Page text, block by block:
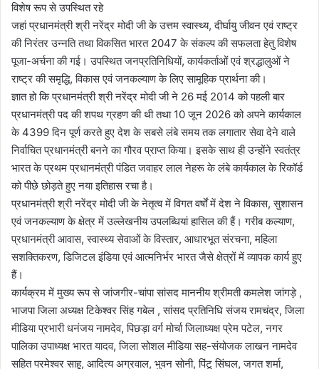
विशेष रूप से उपस्थित रहे
जहां प्रधानमंत्री श्री नरेंद्र मोदी जी के उत्तम स्वास्थ्य, दीर्घायु जीवन एवं राष्ट्र
की निरंतर उन्नति तथा विकसित भारत 2047 के संकल्प की सफलता हेतु विशेष
पूजा-अर्चना की गई। उपस्थित जनप्रतिनिधियों, कार्यकर्ताओं एवं श्रद्धालुओं ने
राष्ट्र की समृद्धि, विकास एवं जनकल्याण के लिए सामूहिक प्रार्थना की।
ज्ञात हो कि प्रधानमंत्री श्री नरेंद्र मोदी जी ने 26 मई 2014 को पहली बार
प्रधानमंत्री पद की शपथ ग्रहण की थी तथा 10 जून 2026 को अपने कार्यकाल
के 4399 दिन पूर्ण करते हुए देश के सबसे लंबे समय तक लगातार सेवा देने वाले
निर्वाचित प्रधानमंत्री बनने का गौरव प्राप्त किया। इसके साथ ही उन्होंने स्वतंत्र
भारत के प्रथम प्रधानमंत्री पंडित जवाहर लाल नेहरू के लंबे कार्यकाल के रिकॉर्ड
को पीछे छोड़ते हुए नया इतिहास रचा है।
प्रधानमंत्री श्री नरेंद्र मोदी जी के नेतृत्व में विगत वर्षों में देश ने विकास, सुशासन
एवं जनकल्याण के क्षेत्र में उल्लेखनीय उपलब्धियां हासिल की हैं। गरीब कल्याण,
प्रधानमंत्री आवास, स्वास्थ्य सेवाओं के विस्तार, आधारभूत संरचना, महिला
सशक्तिकरण, डिजिटल इंडिया एवं आत्मनिर्भर भारत जैसे क्षेत्रों में व्यापक कार्य हुए
हैं।
कार्यक्रम में मुख्य रूप से जांजगीर-चांपा सांसद माननीय श्रीमती कमलेश जांगड़े ,
भाजपा जिला अध्यक्ष टिकेश्वर सिंह गबेल , सांसद प्रतिनिधि संजय रामचंद्र, जिला
मीडिया प्रभारी धनंजय नामदेव, पिछड़ा वर्ग मोर्चा जिलाध्यक्ष प्रेम पटेल, नगर
पालिका उपाध्यक्ष भारत यादव, जिला सोशल मीडिया सह-संयोजक लाखन नामदेव
सहित परमेश्वर साहू, आदित्य अग्रवाल, भुवन सोनी, पिंटू सिंघल, जगत शर्मा,